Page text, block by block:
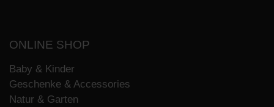
ONLINE SHOP
Baby & Kinder
Geschenke & Accessories
Natur & Garten